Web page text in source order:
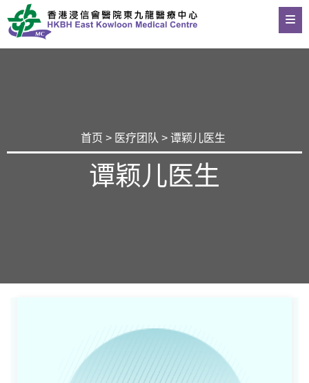
首页 > 医疗团队 > 谭颖儿医生
谭颖儿医生